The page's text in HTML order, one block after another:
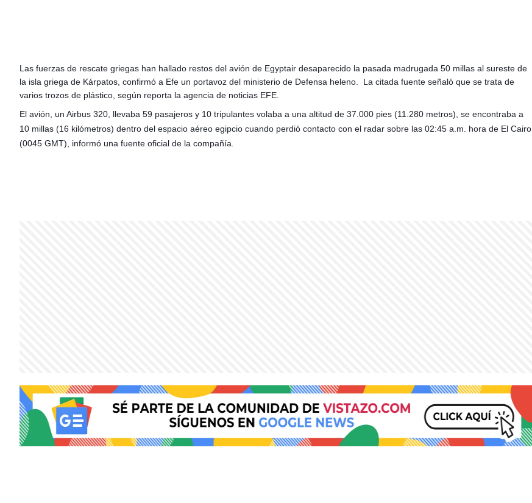
Las fuerzas de rescate griegas han hallado restos del avión de Egyptair desaparecido la pasada madrugada 50 millas al sureste de
la isla griega de Kárpatos, confirmó a Efe un portavoz del ministerio de Defensa heleno. La citada fuente señaló que se trata de
varios trozos de plástico, según reporta la agencia de noticias EFE.
El avión, un Airbus 320, llevaba 59 pasajeros y 10 tripulantes volaba a una altitud de 37.000 pies (11.280 metros), se encontraba a
10 millas (16 kilómetros) dentro del espacio aéreo egipcio cuando perdió contacto con el radar sobre las 02:45 a.m. hora de El Cairo
(0045 GMT), informó una fuente oficial de la compañía.